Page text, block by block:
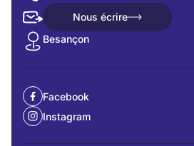
Nous écrire
Nous écrire
Besançon
Facebook
Instagram